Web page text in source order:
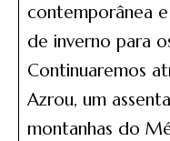
contemporânea
de inverno para
Continuaremos
Azrou, um
montanhas do